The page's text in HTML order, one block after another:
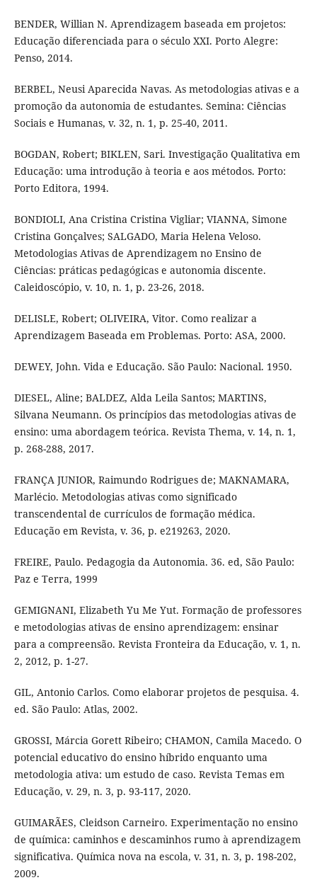
BENDER, Willian N. Aprendizagem baseada em projetos:
Educação diferenciada para o século XXI. Porto Alegre:
Penso, 2014.
BERBEL, Neusi Aparecida Navas. As metodologias ativas e a
promoção da autonomia de estudantes. Semina: Ciências
Sociais e Humanas, v. 32, n. 1, p. 25-40, 2011.
BOGDAN, Robert; BIKLEN, Sari. Investigação Qualitativa em
Educação: uma introdução à teoria e aos métodos. Porto:
Porto Editora, 1994.
BONDIOLI, Ana Cristina Cristina Vigliar; VIANNA, Simone
Cristina Gonçalves; SALGADO, Maria Helena Veloso.
Metodologias Ativas de Aprendizagem no Ensino de
Ciências: práticas pedagógicas e autonomia discente.
Caleidoscópio, v. 10, n. 1, p. 23-26, 2018.
DELISLE, Robert; OLIVEIRA, Vitor. Como realizar a
Aprendizagem Baseada em Problemas. Porto: ASA, 2000.
DEWEY, John. Vida e Educação. São Paulo: Nacional. 1950.
DIESEL, Aline; BALDEZ, Alda Leila Santos; MARTINS,
Silvana Neumann. Os princípios das metodologias ativas de
ensino: uma abordagem teórica. Revista Thema, v. 14, n. 1,
p. 268-288, 2017.
FRANÇA JUNIOR, Raimundo Rodrigues de; MAKNAMARA,
Marlécio. Metodologias ativas como significado
transcendental de currículos de formação médica.
Educação em Revista, v. 36, p. e219263, 2020.
FREIRE, Paulo. Pedagogia da Autonomia. 36. ed, São Paulo:
Paz e Terra, 1999
GEMIGNANI, Elizabeth Yu Me Yut. Formação de professores
e metodologias ativas de ensino aprendizagem: ensinar
para a compreensão. Revista Fronteira da Educação, v. 1, n.
2, 2012, p. 1-27.
GIL, Antonio Carlos. Como elaborar projetos de pesquisa. 4.
ed. São Paulo: Atlas, 2002.
GROSSI, Márcia Gorett Ribeiro; CHAMON, Camila Macedo. O
potencial educativo do ensino híbrido enquanto uma
metodologia ativa: um estudo de caso. Revista Temas em
Educação, v. 29, n. 3, p. 93-117, 2020.
GUIMARÃES, Cleidson Carneiro. Experimentação no ensino
de química: caminhos e descaminhos rumo à aprendizagem
significativa. Química nova na escola, v. 31, n. 3, p. 198-202,
2009.